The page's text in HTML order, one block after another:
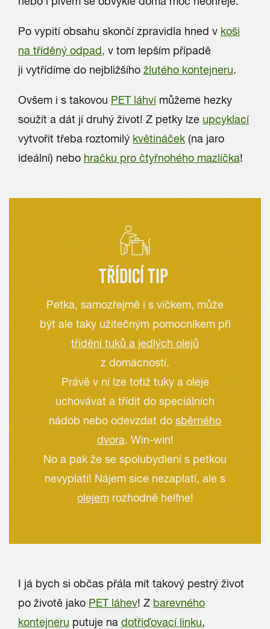
Po vypití obsahu skončí zpravidla hned v koši
na tříděný odpad, v tom lepším případě
ji vytřídíme do nejbližšího žlutého kontejneru.
Ovšem i s takovou PET láhvímůžeme hezky
soužít a dát jí druhý život! Z petky lze upcyklací
vytvořit třeba roztomilý květináček (na jaro
ideální) nebo hračku pro čtyřnohého mazlíčka!
TŘÍDICÍ TIP
Petka, samozřejmě i s víčkem, může
být ale taky užitečným pomocníkem při
třídění tuků a jedlých olejů
z domácností.
Právě v ní lze totiž tuky a oleje
uchovávat a třídit do speciálních
nádob nebo odevzdat do sběrného
dvora. Win-win!
No a pak že se spolubydlení s petkou
nevyplatí! Nájem sice nezaplatí, ale s
olejemrozhodně helfne!
I já bych si občas přála mít takový pestrý život
po životě jako PET láhev! Z barevného
kontejneru putuje na dotřiďovací linku,